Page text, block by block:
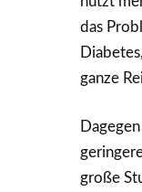
das
ganze
große